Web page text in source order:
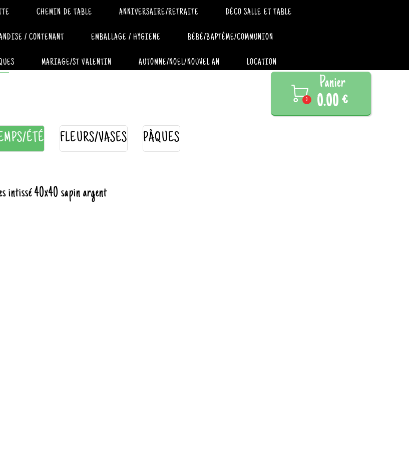
CHEMIN DE TABLE ANNIVERSAIRE/RETRAITE DÉCO SALLE ET TABLE
/ CONTENANT EMBALLAGE / HYGIENE BÉBÉ/BAPTÊME/COMMUNION
MARIAGE/ST VALENTIN AUTOMNE/NOEL/NOUVEL AN LOCATION

0
Panier
0.00 €
ÉTÉ FLEURS/VASES PÂQUES
intissé 40x40 sapin argent